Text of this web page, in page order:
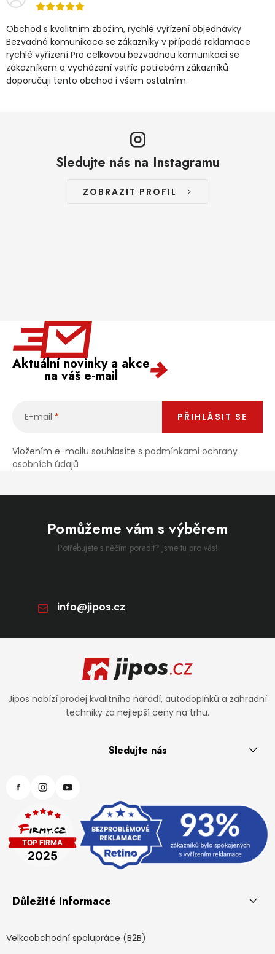
Obchod s kvalitním zbožím, rychlé vyřízení objednávky
Bezvadná komunikace se zákazníky v případě reklamace
rychlé vyřízení Pro celkovou bezvadnou komunikaci se
zákazníkem a vycházení vstříc potřebám zákazníků
doporučuji tento obchod i všem ostatním.
Sledujte nás na Instagramu
ZOBRAZIT PROFIL
Aktuální novinky a akce
na váš e-mail
E-mail
Vložením e-mailu souhlasíte s podmínkami ochrany
osobních údajů
PŘIHLÁSIT SE
Pomůžeme vám s výběrem
Potřebujete s něčím poradit? Jsme tu pro vás!
info@jipos.cz
Zápatí
Jipos nabízí prodej kvalitního nářadí, autodoplňků a zahradní
techniky za nejlepší ceny na trhu.
Sledujte nás
Důležité informace
Velkoobchodní spolupráce (B2B)